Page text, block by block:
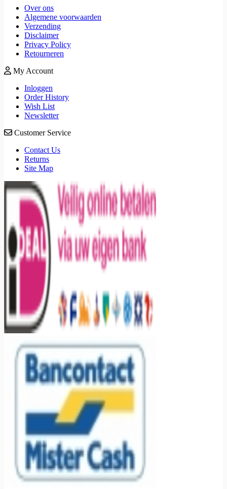
Over ons
Algemene voorwaarden
Verzending
Disclaimer
Privacy Policy
Retourneren
My Account
Inloggen
Order History
Wish List
Newsletter
Customer Service
Contact Us
Returns
Site Map